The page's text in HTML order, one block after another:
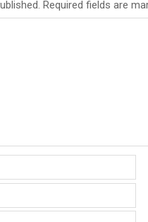
Required fields are